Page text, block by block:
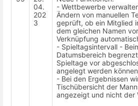
04.
202
3
- Wettbewerbe
Ändern von manuellen
geprüft, ob ein Mitglied
dem gleichen Namen
Verknüpfung
- Spieltagsintervall -
Datumsbereich
Spieltage vor
angelegt werden
- Bei den Ergebnissen
Tischübersicht der
angezeigt und nicht der